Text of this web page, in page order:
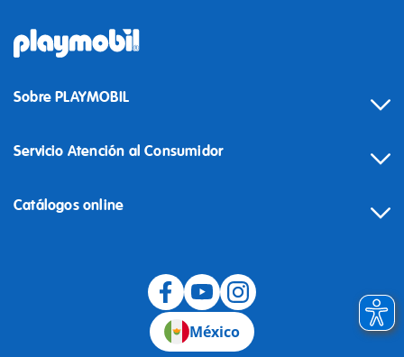
Sobre PLAYMOBIL
Servicio Atención al Consumidor
Catálogos online
México